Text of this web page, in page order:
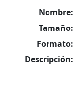
Nombre:
Tamaño:
Formato:
Descripción: